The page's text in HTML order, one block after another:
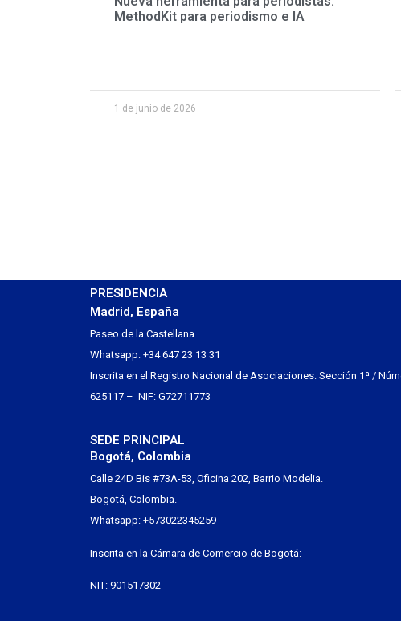
MethodKit para periodismo e IA
1 de junio de 2026
PRESIDENCIA
Madrid, España
Paseo de la Castellana
Whatsapp: +34 647 23 13 31
Inscrita en el Registro Nacional de Asociaciones: Sección 1ª /
625117 – NIF: G72711773
SEDE PRINCIPAL
Bogotá, Colombia
Calle 24D Bis #73A-53, Oficina 202, Barrio Modelia.
Bogotá, Colombia.
Whatsapp: +573022345259
Inscrita en la Cámara de Comercio de Bogotá:
NIT: 901517302